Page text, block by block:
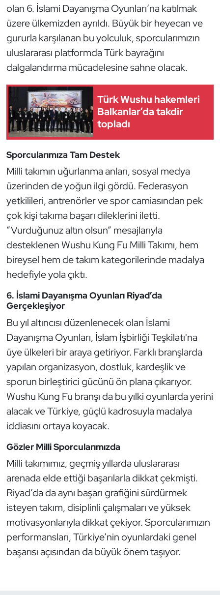
olan 6. İslami Dayanışma Oyunları’na katılmak
üzere ülkemizden ayrıldı. Büyük bir heyecan ve
gururla karşılanan bu yolculuk, sporcularımızın
uluslararası platformda Türk bayrağını
dalgalandırma mücadelesine sahne olacak.
Türk Wushu hakemleri
Balkanlar’da takdir
topladı
Sporcularımıza Tam Destek
Milli takımın uğurlanma anları, sosyal medya
üzerinden de yoğun ilgi gördü. Federasyon
yetkilileri, antrenörler ve spor camiasından pek
çok kişi takıma başarı dileklerini iletti.
“Vurduğunuz altın olsun” mesajlarıyla
desteklenen Wushu Kung Fu Milli Takımı, hem
bireysel hem de takım kategorilerinde madalya
hedefiyle yola çıktı.
6. İslami Dayanışma Oyunları Riyad’da
Gerçekleşiyor
Bu yıl altıncısı düzenlenecek olan İslami
Dayanışma Oyunları, İslam İşbirliği Teşkilatı'na
üye ülkeleri bir araya getiriyor. Farklı branşlarda
yapılan organizasyon, dostluk, kardeşlik ve
sporun birleştirici gücünü ön plana çıkarıyor.
Wushu Kung Fu branşı da bu yılki oyunlarda yerini
alacak ve Türkiye, güçlü kadrosuyla madalya
iddiasını ortaya koyacak.
Gözler Milli Sporcularımızda
Milli takımımız, geçmiş yıllarda uluslararası
arenada elde ettiği başarılarla dikkat çekmişti.
Riyad’da da aynı başarı grafiğini sürdürmek
isteyen takım, disiplinli çalışmaları ve yüksek
motivasyonlarıyla dikkat çekiyor. Sporcularımızın
performansları, Türkiye’nin oyunlardaki genel
başarısı açısından da büyük önem taşıyor.
E-Spor
Eskrim
Futbol
Futsal
Genel
Golf
Güreş
Halter
Hava Sporları
Hentbol
İşitme Engelli Sporcular
Judo ve Kuraş
Kano ve Rafting
Karate
Kayak
Kempo
Kick Boks
Masa Tenisi
Modern Pentatlon
Motor Sporları
Muay Thai
Okçuluk